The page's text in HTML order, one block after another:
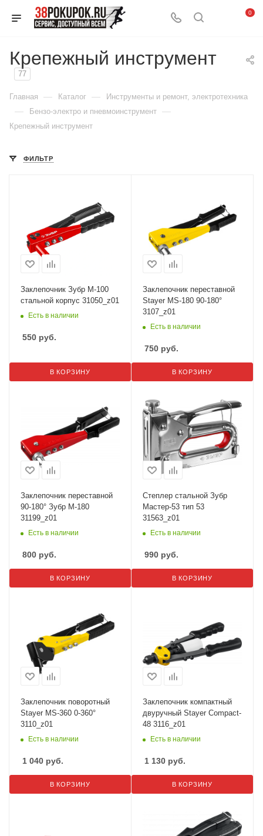
0
Крепежный инструмент
77
Главная — Каталог — Инструменты и ремонт, электротехника
— Бензо-электро и пневмоинструмент —
Крепежный инструмент
ФИЛЬТР
Заклепочник Зубр M-100
cтальной корпус 31050_z01
Есть в наличии
550 руб.
В КОРЗИНУ
Заклепочник переставной
Stayer MS-180 90-180°
3107_z01
Есть в наличии
750 руб.
В КОРЗИНУ
Заклепочник переставной
90-180° Зубр M-180
31199_z01
Есть в наличии
800 руб.
В КОРЗИНУ
Степлер стальной Зубр
Мастер-53 тип 53
31563_z01
Есть в наличии
990 руб.
В КОРЗИНУ
Заклепочник поворотный
Stayer MS-360 0-360°
3110_z01
Есть в наличии
1 040 руб.
В КОРЗИНУ
Заклепочник компактный
двуручный Stayer Compact-
48 3116_z01
Есть в наличии
1 130 руб.
В КОРЗИНУ